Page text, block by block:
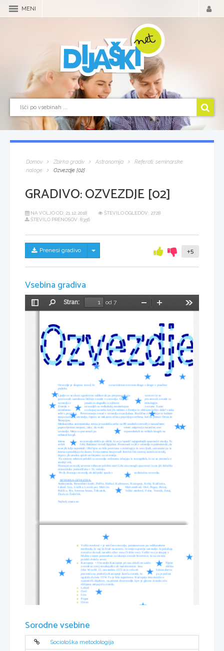
MENI
Domov Zbirka gradiv Astronomija
Referati, seminarske
naloge
Ozvezdje [02]
GRADIVO:OZVEZDJE [02]
NA VOLJO OD: 21.12.2018
ŠTEVILO OGLEDOV: 2728
ŠTEVILO PRENOSOV: 8356
Prenesi gradivo Skrij/prikaži meni +5
Vsebina gradiva
Preklopi
Stran:
od 7
Pomanjšaj
Ozvezdje je skupina zvezd, ki
so navidezno zvezane druga z drugo v posebno
podobo.
Ljudje so se skozi zgodovino odlikovali po prepoznavanju
vzorcev in so
povezovali navidezno bližnje zvezde v ozvezdja. Grki so
povezovali zvezde in
ozvezdja z
junaki in dogodki iz njihove
mitologije.
Zvezde v
ozvezdjih so redkokdaj medsebojno
zvezane. Samo
navidezno
so skupaj na nebu kot jih vidimo z Zemlje in običajno ležijo daleč vsaka
sebi v prostoru.
Povezovanja zvezd v ozvezdja so poljubna. Različne civilizacije in kulture
imajo različna ozvezdja, čeprav se nekatera očitna pojavljajo večkrat, kot na primer Orion in
Škorpijon.
Mednarodna astronomska zveza je razdelila nebo na 88 uradnih ozvezdij z natančnimi
popravljenimi mejami, tako, da vsaki
smeri odgovarja natančno eno
ozvezdje. Meje so poravnali po
vzporednikih in velikih krogih na
nebesni krogli.
Imena
so ozvezdja dobila po obliki, ki so jo 'opazili' najzgodnejši opazovalci vesolja. To
so bili
Grki, Babilonci in tudi Egipčani. Povezovali so jih v ozvezdja in poimenovali, da
so se jih lažje zapomnili. Običajno so bila povezana z mitologijo in vero ljudi, astronomi pa ta
imena uporabljajo še danes. Svoja imena imajo tudi številni liki znotraj samih ozvezdij,
čeprav jih uradno sploh ne štejemo za ozvezdja.
Na severni nebesni polobli ta ozvezdja večinoma izhajajo iz starogrških, ki so se prenesla v
srednji vek.
Dvanajst ozvezdij severne nebesne poloble stari Grki niso mogli opazovati in sta jih določila
nizozemska pomorščaka v 16. stoletju.
Prvih dvanajst ozvezdij ob ekliptiki spada v
zodiakalna ozvezdja.
SEVERNA OZVEZDJA:
Andromeda, Berenikini kodri, Delfin, Herkul, Kačenosec, Kasiopeja, Kefej, Kuščarica,
Labod, Lira, Lisička, Lovski psi, Mali lev,
Mali medved, Orel, Pegaz, Perzej,
Puščica, Ris, Severna krona, Trikotnik,
Veliki medved, Volar, Voznik, Zmaj,
Žirafa in Žrebiček.
Najbolj znana so:
Veliki medved = je antično ozvezdje, poimenovano po velikanskem
medvedu, ki naj bi živel na severu. Je tretje največje ozvezdje. Iz položaja
zvezd se da tudi narediti sliko voza (Veliki voz). Veliki voz je skupaj z
Malim vozom pomemben za iskanje zvezde Severnice, ki na severni
polobli določa sever.
Kasiopeja  = Ozvezdje Kasiopeje pri nas nikoli ne zaide.
Njene
zvezde so torej nezahajalke ali nadobzornice. Ima
obliko
črke W in M. 11. novembra 1572 se je celo ob
belem dnevu
posvetila na področju Kasiopeje žareča zvezda, ki
pa je počasi
ugašala do leta 1574. To je bila supernova. Kasiopeja ima množico
zanimivih objektov, na primer dvozvezdje, kjer je glavna zvezda celo
eklipsna utripajoča zvezda.
Labod
Orel
Lira
Pegaz
Orion
Muha, Oktant, Oltar, Orion, Pav, Peč, Rajska ptica, Sekstant, Slikar, Ščit, Šestilo, Tukan, Ura,
Veliki pes, Vodna kača, Volk, Zajec, Zlata riba, Zračna črpalka in Žerjav
so ga zvezdnim kartam dodali šele v 17. stoletju. Zaradi tega ker nima
svetle srednje zvezde, pa v resnici sploh ni podoben križu. Lik je bolj
Sorodne vsebine
Sociološka metodologija